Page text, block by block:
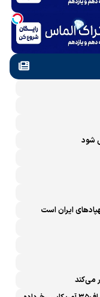
شود
ایران است
می‌کند